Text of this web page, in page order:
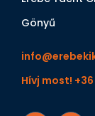
Gönyű
Hívj most!